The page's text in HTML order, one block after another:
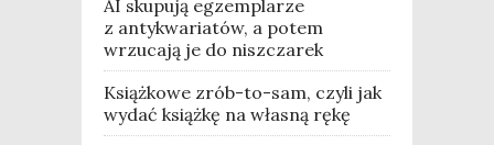
AI skupują egzemplarze
z antykwariatów, a potem
wrzucają je do niszczarek
Książkowe zrób-to-sam, czyli jak
wydać książkę na własną rękę